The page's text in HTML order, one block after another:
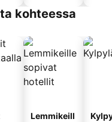
kohteessa
Lemmikeill